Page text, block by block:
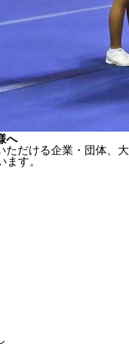
へ
ただける企業・団体、大
す。